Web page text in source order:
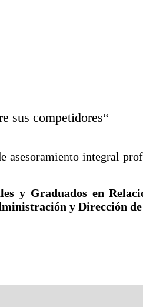
sus competidores“
integral
y Graduados en
y Dirección